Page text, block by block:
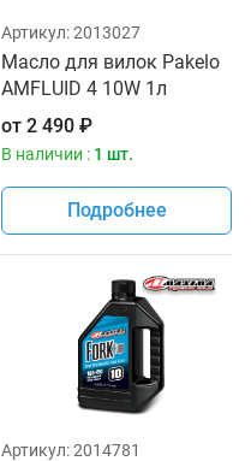
Артикул:2013027
Масло для вилок Pakelo
AMFLUID 4 10W 1л
от 2 490 ₽
В наличии : 1 шт.
Подробнее
Артикул:2014781